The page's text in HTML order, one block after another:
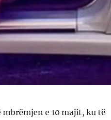
e 10 majit, ku të